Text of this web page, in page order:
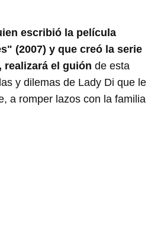
escribió la película
(2007) y que creó la serie
el guión de esta
y dilemas de Lady Di que le
a romper lazos con la familia